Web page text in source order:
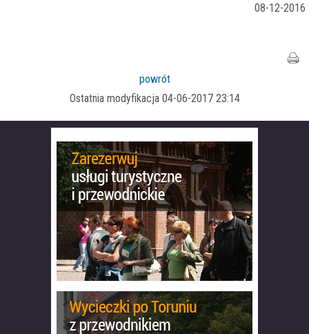
08-12-2016
powrót
Ostatnia modyfikacja 04-06-2017 23:14